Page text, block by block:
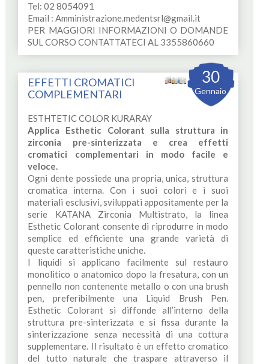
Tel: 02 8054091
Email :Amministrazione.medentsrl@gmail.it
PER MAGGIORI INFORMAZIONI O DOMANDE
SUL CORSO CONTATTATECI AL 3355860660
30
Gennaio
EFFETTI CROMATICI
COMPLEMENTARI
ESTHTETIC COLOR KURARAY
Applica Esthetic Colorant sulla struttura in
zirconia pre-sinterizzata e crea effetti
cromatici complementari in modo facile e
veloce.
Ogni dente possiede una propria, unica, struttura
cromatica interna. Con i suoi colori e i suoi
materiali esclusivi, sviluppati appositamente per la
serie KATANA Zirconia Multistrato, la linea
Esthetic Colorant consente di riprodurre in modo
semplice ed efficiente una grande varietà di
queste caratteristiche uniche.
I liquidi si applicano facilmente sul restauro
monolitico o anatomico dopo la fresatura, con un
pennello non contenente metallo o con una brush
pen, preferibilmente una Liquid Brush Pen.
Esthetic Colorant si diffonde all’interno della
struttura pre-sinterizzata e si fissa durante la
sinterizzazione senza necessità di una cottura
supplementare. Il risultato è un effetto cromatico
del tutto naturale che traspare attraverso il